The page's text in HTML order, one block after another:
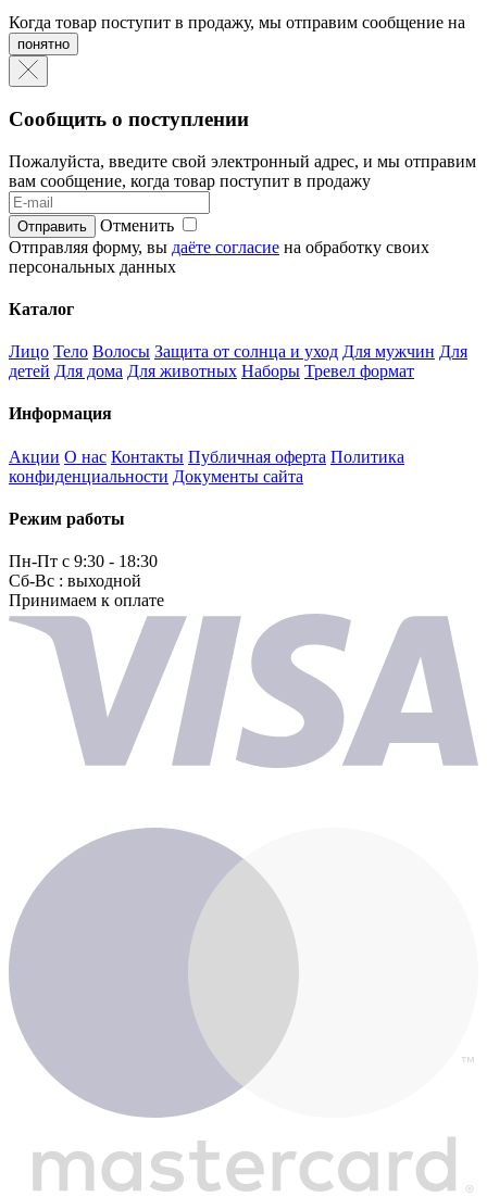
Когда товар поступит в продажу, мы отправим сообщение на
понятно
Сообщить о поступлении
Пожалуйста, введите свой электронный адрес, и мы отправим
вам сообщение, когда товар поступит в продажу
Отменить
Отправляя форму, вы даёте согласие на обработку своих
персональных данных
Каталог
Лицо Тело Волосы Защита от солнца и уход Для мужчин Для
детей Для дома Для животных Наборы Тревел формат
Информация
Акции О нас Контакты Публичная оферта Политика
конфиденциальности Документы сайта
Режим работы
Пн-Пт с 9:30 - 18:30
Сб-Вс : выходной
Принимаем к оплате